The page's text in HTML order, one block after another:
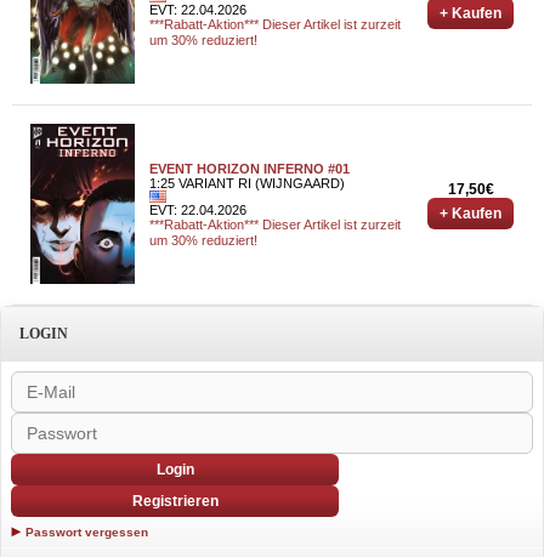
EVT: 22.04.2026
***Rabatt-Aktion*** Dieser Artikel ist zurzeit
um 30% reduziert!
+ Kaufen
EVENT HORIZON INFERNO #01
1:25 VARIANT RI (WIJNGAARD)
EVT: 22.04.2026
***Rabatt-Aktion*** Dieser Artikel ist zurzeit
um 30% reduziert!
17,50€
+ Kaufen
LOGIN
Login
Registrieren
Passwort vergessen